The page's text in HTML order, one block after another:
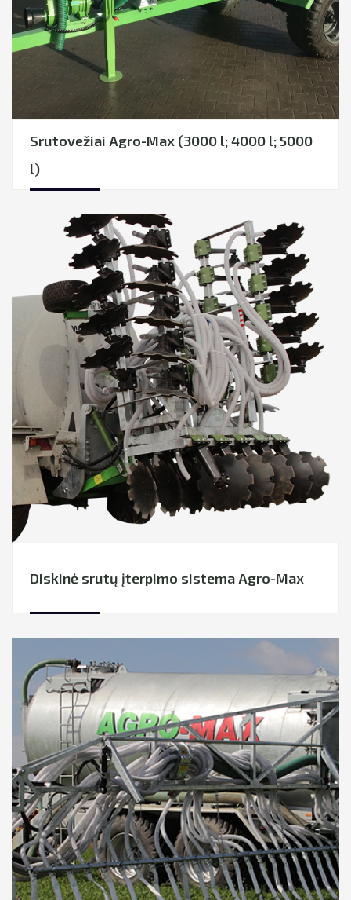
Srutovežiai Agro-Max (3000 l; 4000 l; 5000
l)
Diskinė srutų įterpimo sistema Agro-Max